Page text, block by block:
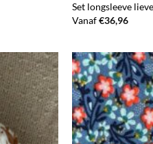
Set longsleeve
Vanaf€36,96